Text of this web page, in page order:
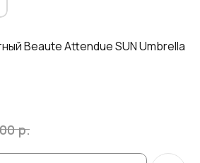
Beaute Attendue SUN Umbrella
р.